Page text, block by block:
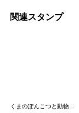
関連スタンプ
くまのぽんこつと動物たち